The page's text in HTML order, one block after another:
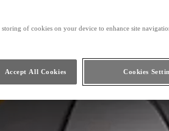
Toyota HomeCharge
of cookies on your device to enhance site
Cookies
Accept All Cookies